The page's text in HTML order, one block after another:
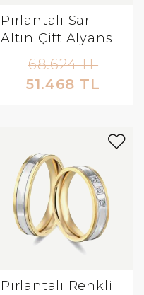
Pırlantalı Sarı
Altın Çift Alyans
68.624 TL
51.468 TL
Pırlantalı Renkli